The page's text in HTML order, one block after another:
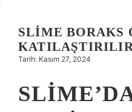
Hakkımızda
SLIME BORAKS
Tarih: Kasım 27, 2024